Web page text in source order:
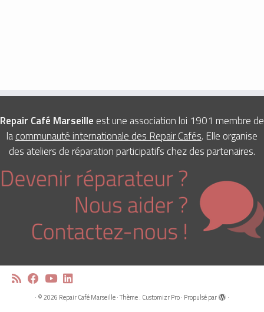
Repair Café Marseille est une association loi 1901 membre de
lacommunauté internationale des Repair Cafés. Elle organise
des ateliers de réparation participatifs chez des partenaires.
· © 2026 Repair Café Marseille·Thème : Customizr Pro· Propulsé par ·